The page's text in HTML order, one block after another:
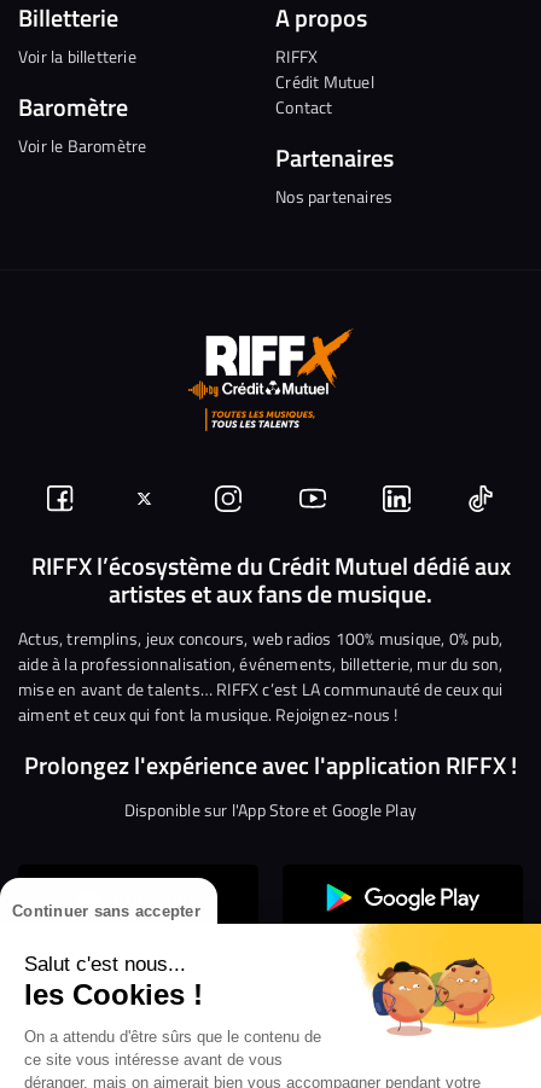
Continuer sans accepter
Salut c'est nous...
les Cookies !
On a attendu d'être sûrs que le contenu de
ce site vous intéresse avant de vous
déranger, mais on aimerait bien vous accompagner pendant votre
Billetterie
Voir la billetterie
Baromètre
Voir le Baromètre
A propos
RIFFX
Crédit Mutuel
Contact
Partenaires
Nos partenaires
Suivez-
nous
Facebook
Suivez-
nous
sur
Twitter
Nous
rejoindre
sur
Instagram
Nous
rejoindre
sur
YouTube
Nous
rejoindre
sur
Linkedin
Nous
RIFFX l’écosystème du Crédit Mutuel dédié aux
artistes et aux fans de musique.
Actus, tremplins, jeux concours, web radios 100% musique, 0% pub,
aide à la professionnalisation, événements, billetterie, mur du son,
mise en avant de talents… RIFFX c’est LA communauté de ceux qui
aiment et ceux qui font la musique. Rejoignez-nous !
Prolongez l'expérience avec l'application RIFFX !
Disponible sur l'App Store et Google Play
Confidentialité
Gestion des cookies
Conditions générales d’utilisation
Mentions légales